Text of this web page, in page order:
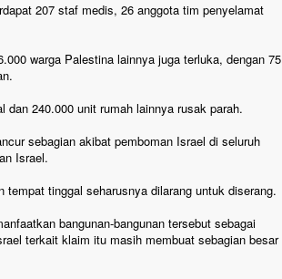
207 staf medis, 26 anggota tim penyelamat
warga Palestina lainnya juga terluka, dengan 75
240.000 unit rumah lainnya rusak parah.
sebagian akibat pemboman Israel di seluruh
Israel.
tempat tinggal seharusnya dilarang untuk diserang.
bangunan-bangunan tersebut sebagai
terkait klaim itu masih membuat sebagian besar